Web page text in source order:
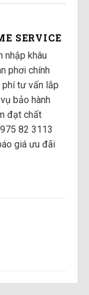
SERVICE
nhập khâu
phơi chính
phí tư vấn lắp
bảo hành
đạt chất
82 3113
giá ưu đãi